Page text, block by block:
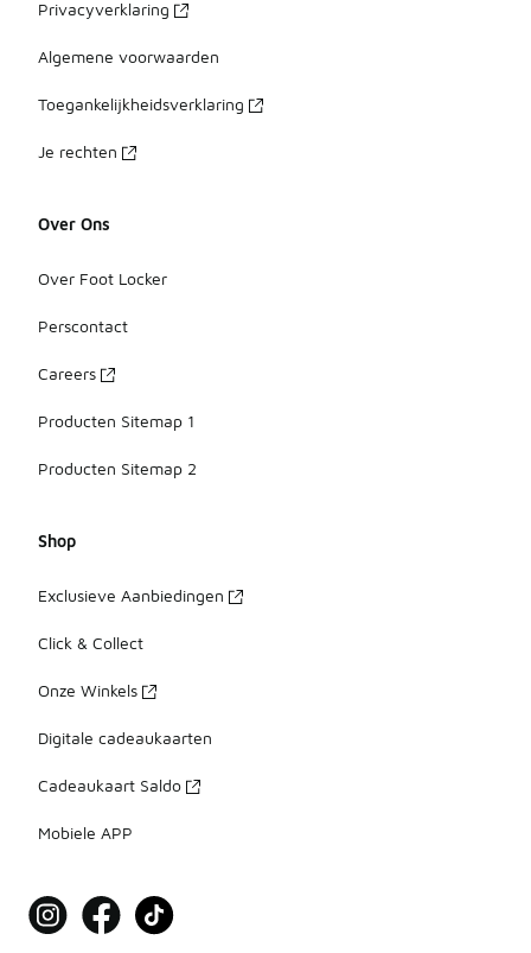
Privacyverklaring
Algemene voorwaarden
Toegankelijkheidsverklaring
Je rechten
Over Ons
Over Foot Locker
Perscontact
Careers
Producten Sitemap 1
Producten Sitemap 2
Shop
Exclusieve Aanbiedingen
Click & Collect
Onze Winkels
Digitale cadeaukaarten
Cadeaukaart Saldo
Mobiele APP